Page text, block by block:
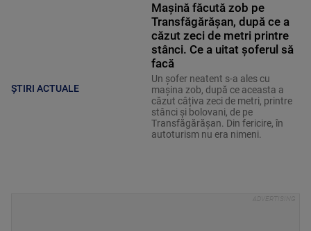
ȘTIRI ACTUALE
Mașină făcută zob pe
Transfăgărășan, după ce a
căzut zeci de metri printre
stânci. Ce a uitat șoferul să
facă
Un șofer neatent s-a ales cu
mașina zob, după ce aceasta a
căzut câțiva zeci de metri, printre
stânci și bolovani, de pe
Transfăgărășan. Din fericire, în
autoturism nu era nimeni.